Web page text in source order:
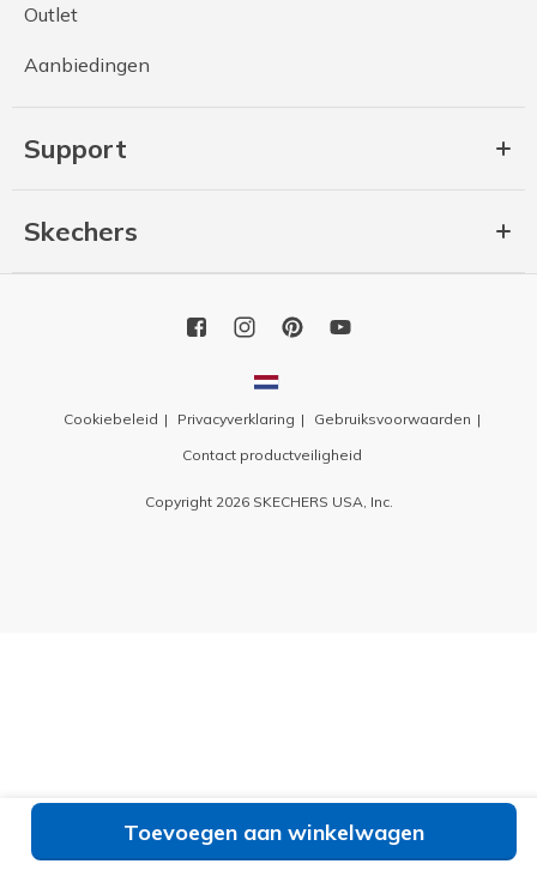
Toevoegen aan winkelwagen
Outlet
Aanbiedingen
Support
Skechers
Cookiebeleid Privacyverklaring
Gebruiksvoorwaarden
Contact productveiligheid
Copyright 2026 SKECHERS USA, Inc.